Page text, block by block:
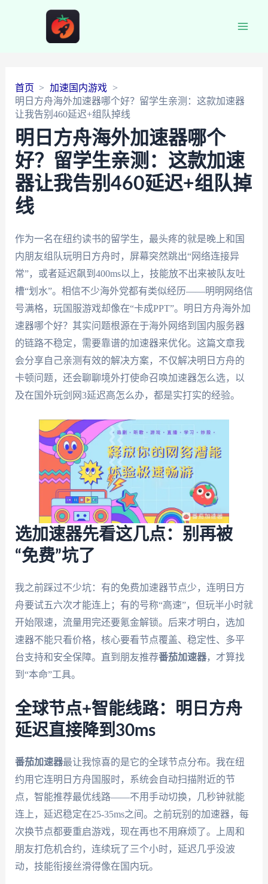
首页
加速国内游戏
明日方舟海外加速器哪个好？留学生亲测：这款加速器
让我告别460延迟+组队掉线
明日方舟海外加速器哪个
好？留学生亲测：这款加速
器让我告别460延迟+组队掉
线
作为一名在纽约读书的留学生，最头疼的就是晚上和国
内朋友组队玩明日方舟时，屏幕突然跳出“网络连接异
常”，或者延迟飙到400ms以上，技能放不出来被队友吐
槽“划水”。相信不少海外党都有类似经历——明明网络信
号满格，玩国服游戏却像在“卡成PPT”。明日方舟海外加
速器哪个好？其实问题根源在于海外网络到国内服务器
的链路不稳定，需要靠谱的加速器来优化。这篇文章我
会分享自己亲测有效的解决方案，不仅解决明日方舟的
卡顿问题，还会聊聊境外打使命召唤加速器怎么选，以
及在国外玩剑网3延迟高怎么办，都是实打实的经验。
选加速器先看这几点：别再被
“免费”坑了
我之前踩过不少坑：有的免费加速器节点少，连明日方
舟要试五六次才能连上；有的号称“高速”，但玩半小时就
开始限速，流量用完还要氪金解锁。后来才明白，选加
速器不能只看价格，核心要看节点覆盖、稳定性、多平
台支持和安全保障。直到朋友推荐番茄加速器，才算找
到“本命”工具。
全球节点+智能线路：明日方舟
延迟直接降到30ms
番茄加速器最让我惊喜的是它的全球节点分布。我在纽
约用它连明日方舟国服时，系统会自动扫描附近的节
点，智能推荐最优线路——不用手动切换，几秒钟就能
连上，延迟稳定在25-35ms之间。之前玩别的加速器，每
次换节点都要重启游戏，现在再也不用麻烦了。上周和
朋友打危机合约，连续玩了三个小时，延迟几乎没波
动，技能衔接丝滑得像在国内玩。